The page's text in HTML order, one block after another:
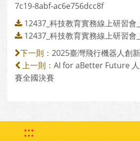
7c19-8abf-ac6e756dcc8f
12437_科技教育實務線上研習會
12437_科技教育實務線上研習會
下一則： 2025臺灣飛行機器人創
上一則： AI for aBetter Future
賽全國決賽
:::